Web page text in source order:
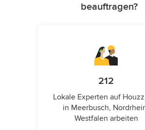
beauftragen?
212
Lokale Experten auf
in Meerbusch,
Westfalen arbeiten